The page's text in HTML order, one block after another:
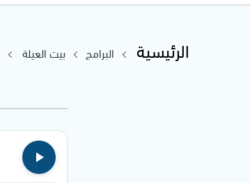
الرئيسية البرامج بيت العيلة